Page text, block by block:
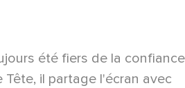
été fiers de la confiance
Tête, il partage l'écran avec